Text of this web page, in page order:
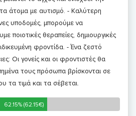
άτομα με αυτισμό. - Καλύτερη
υποδομές, μπορούμε να
ποιοτικές θεραπείες, δημιουργικές
φροντίδα. - Ένα ζεστό
Οι γονείς και οι φροντιστές θα
τους πρόσωπα βρίσκονται σε
τα τιμά και τα σέβεται.
62.15% (62.15€)
62.15% (62.15€)